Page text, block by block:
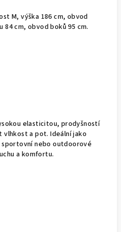
M, výška 186 cm, obvod
84 cm, obvod boků 95 cm.
elasticitou, prodyšností
a pot. Ideální jako
nebo outdoorové
a komfortu.